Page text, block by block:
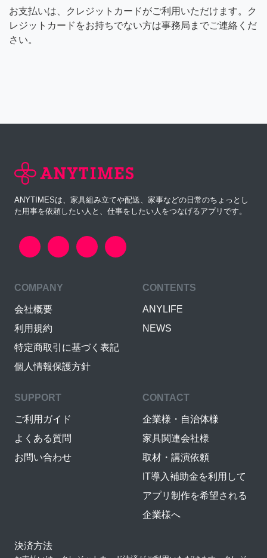
お支払いは、クレジットカードがご利用いただけます。ク
レジットカードをお持ちでない方は事務局までご連絡くだ
さい。
ANYTIMESは、家具組み立てや配送、家事などの日常のちょっとし
た用事を依頼したい人と、仕事をしたい人をつなげるアプリです。
COMPANY
会社概要
利用規約
特定商取引に基づく表記
個人情報保護方針
CONTENTS
ANYLIFE
NEWS
SUPPORT
ご利用ガイド
よくある質問
お問い合わせ
CONTACT
企業様・自治体様
家具関連会社様
取材・講演依頼
IT導入補助金を利用して
アプリ制作を希望される
企業様へ
決済方法